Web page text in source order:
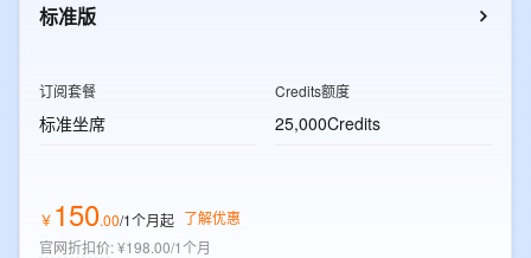
标准版
订阅套餐
标准坐席
Credits额度
25,000Credits
￥ 150.00/1个月起 了解优惠
官网折扣价:¥198.00/1个月